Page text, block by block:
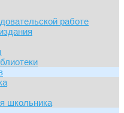
работе
школьника